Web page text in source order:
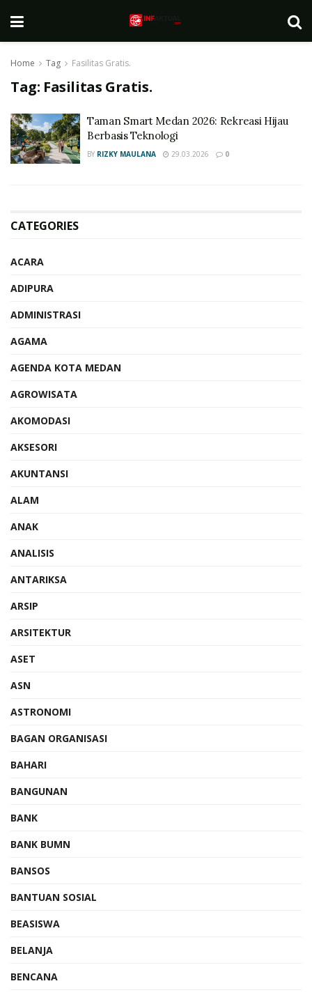
Home Tag Fasilitas Gratis.
Tag: Fasilitas Gratis.
Taman Smart Medan 2026: Rekreasi Hijau
Berbasis Teknologi
BY RIZKY MAULANA 29.03.2026 0
CATEGORIES
ACARA
ADIPURA
ADMINISTRASI
AGAMA
AGENDA KOTA MEDAN
AGROWISATA
AKOMODASI
AKSESORI
AKUNTANSI
ALAM
ANAK
ANALISIS
ANTARIKSA
ARSIP
ARSITEKTUR
ASET
ASN
ASTRONOMI
BAGAN ORGANISASI
BAHARI
BANGUNAN
BANK
BANK BUMN
BANSOS
BANTUAN SOSIAL
BEASISWA
BELANJA
BENCANA